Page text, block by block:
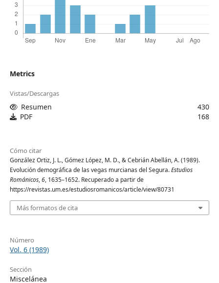
Metrics
Vistas/Descargas
Resumen
430
PDF
168
Cómo citar
González Ortiz, J. L., Gómez López, M. D., & Cebrián Abellán, A. (1989).
Evolución demográfica de las vegas murcianas del Segura.Estudios
Románicos,6, 1635–1652. Recuperado a partir de
https://revistas.um.es/estudiosromanicos/article/view/80731
Más formatos de cita
Número
Vol. 6 (1989)
Sección
Miscelánea